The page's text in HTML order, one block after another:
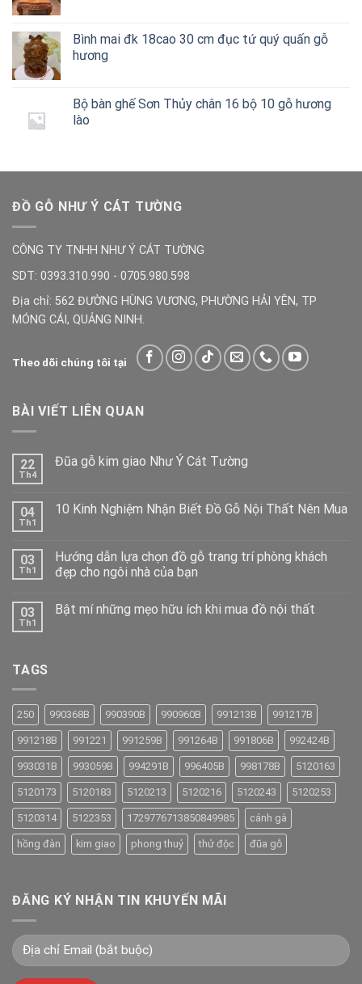
Bình mai đk 18cao 30 cm đục tứ quý quấn gỗ
hương
Bộ bàn ghế Sơn Thủy chân 16 bộ 10 gỗ hương
lào
ĐỒ GỖ NHƯ Ý CÁT TƯỜNG
CÔNG TY TNHH NHƯ Ý CÁT TƯỜNG
SDT: 0393.310.990 - 0705.980.598
Địa chỉ: 562 ĐƯỜNG HÙNG VƯƠNG, PHƯỜNG HẢI YÊN, TP
MÓNG CÁI, QUẢNG NINH.
Theo dõi chúng tôi tại
BÀI VIẾT LIÊN QUAN
22
Th4
Đũa gỗ kim giao Như Ý Cát Tường
04
Th1
10 Kinh Nghiệm Nhận Biết Đồ Gỗ Nội Thất Nên Mua
03
Th1
Hướng dẫn lựa chọn đồ gỗ trang trí phòng khách
đẹp cho ngôi nhà của bạn
03
Th1
Bật mí những mẹo hữu ích khi mua đồ nội thất
TAGS
250 990368B 990390B 990960B 991213B 991217B
991218B 991221 991259B 991264B 991806B 992424B
993031B 993059B 994291B 996405B 998178B 5120163
5120173 5120183 5120213 5120216 5120243 5120253
5120314 5122353 1729776713850849985 cánh gà
hồng đàn kim giao phong thuỷ thử độc đũa gỗ
ĐĂNG KÝ NHẬN TIN KHUYẾN MÃI